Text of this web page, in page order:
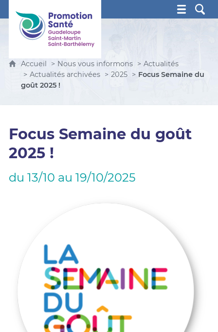
Promotion Santé Guadeloupe, Saint-Martin, Saint
Accueil Nous vous informons
Actualités
Actualités archivées
2025
Focus Semaine du
goût 2025 !
Focus Semaine du goût
2025 !
du 13/10 au 19/10/2025